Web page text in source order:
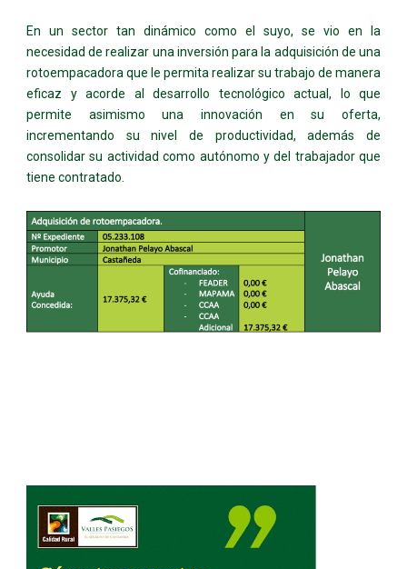
En un sector tan dinámico como el suyo, se vio en la
necesidad de realizar una inversión para la adquisición de una
rotoempacadora que le permita realizar su trabajo de manera
eficaz y acorde al desarrollo tecnológico actual, lo que
permite asimismo una innovación en su oferta,
incrementando su nivel de productividad, además de
consolidar su actividad como autónomo y del trabajador que
tiene contratado.